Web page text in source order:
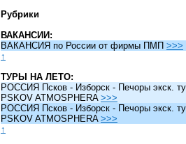
Рубрики
ВАКАНСИИ:
ВАКАНСИЯ по России от фирмы ПМП >>>
↑
ТУРЫ НА ЛЕТО:
РОССИЯ Псков - Изборск - Печоры экск.
PSKOV ATMOSPHERA >>>
РОССИЯ Псков - Изборск - Печоры экск.
PSKOV ATMOSPHERA >>>
↑